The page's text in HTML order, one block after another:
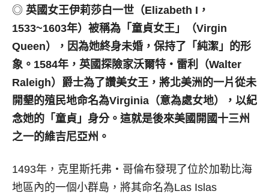
◎ 英國女王伊莉莎白一世（Elizabeth I ，
1533~1603年）被稱為「童貞女王」（Virgin
Queen），因為她終身未婚，保持了「純潔」的形
象。 1584年，英國探險家沃爾特‧雷利（Walter
Raleigh）爵士為了讚美女王，將北美洲的一片從未
開墾的殖民地命名為Virginia （意為處女地），以紀
念她的「童貞」身分。這就是後來美國開國十三州
之一的維吉尼亞州。
1493年，克里斯托弗‧哥倫布發現了位於加勒比海
地區內的一個小群島，將其命名為Las Islas